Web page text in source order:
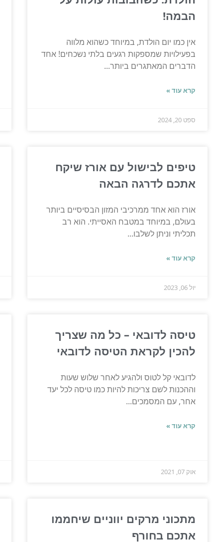
הבמה!
אין כמו יום הולדת, במיוחד כשהוא מלווה
בפעילויות שמספקות רגעים בלתי נשכחים! אחד
הדברים המאתגרים ביותר...
קרא עוד »
ספט 20, 2024
טיפים לבישול עם אורז שיקח
אתכם לדרגה הבאה
אורז הוא אחד ממרכיבי המזון הבסיסיים ביותר
בעולם, במיוחד במטבח האסייתי. הוא רב
תכליתי וניתן לשלבו...
קרא עוד »
יול 06, 2023
טיסה לדובאי – כל מה שצריך
להכין לקראת הטיסה לדובאי
לדובאי קל לטוס ולהגיע לאחר שלוש שעות
וההכנות לשם צריכות להיות כמו טיסה לכל יעד
אחר, עם המסמכים...
קרא עוד »
אוק 07, 2021
מתכוני מרקים יווניים שיחממו
אתכם בחורף